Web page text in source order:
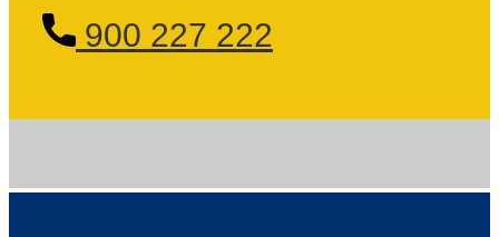
900 227 222